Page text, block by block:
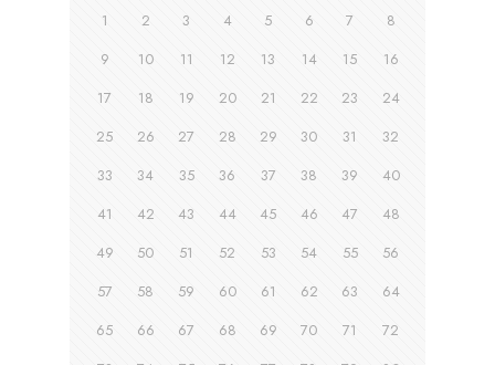
1 2 3 4 5 6 7
8
9
10 11 12 13 14 15
16
17
18 19 20 21 22 23
24
25
26 27 28 29 30 31
32
33
34 35 36 37 38 39
40
41
42 43 44 45 46 47
48
49
50 51 52 53 54 55
56
57
58 59 60 61 62 63
64
65
66 67 68 69 70 71
72